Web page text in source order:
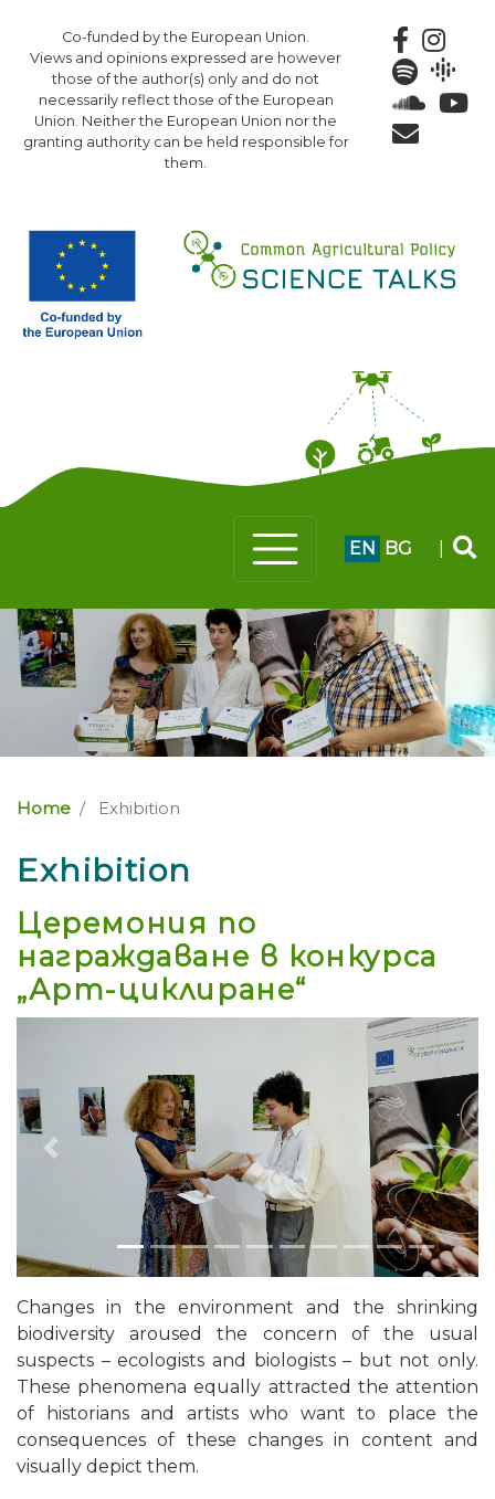
to
main
content
Co-funded by the European Union.
Views and opinions expressed are however
those of the author(s) only and do not
necessarily reflect those of the European
Union. Neither the European Union nor the
granting authority can be held responsible for
them.
EN BG
Home Exhibition
Exhibition
Церемония по
награждаване в конкурса
„Арт-циклиране“
Previous Next
Changes in the environment and the shrinking
biodiversity aroused the concern of the usual
suspects – ecologists and biologists – but not only.
These phenomena equally attracted the attention
of historians and artists who want to place the
consequences of these changes in content and
visually depict them.